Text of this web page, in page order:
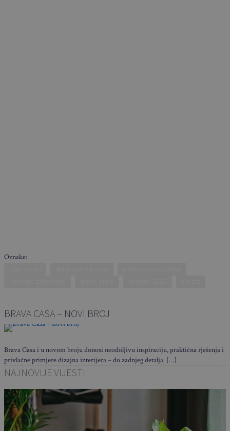
Oznake:
BRAVA CASA – NOVI BROJ
Brava Casa i u novom broju donosi neodoljivu inspiraciju, praktična rješenja i
privlačne primjere dizajna interijera – do zadnjeg detalja. […]
NAJNOVIJE VIJESTI